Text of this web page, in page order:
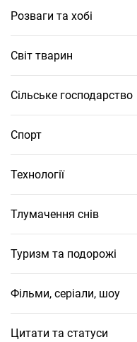
Розваги та хобі
Світ тварин
Сільське господарство
Спорт
Технології
Тлумачення снів
Туризм та подорожі
Фільми, серіали, шоу
Цитати та статуси